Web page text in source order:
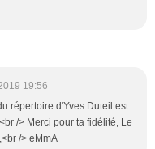
19:56
répertoire d'Yves Duteil est
/> Merci pour ta fidélité, Le
/> eMmA